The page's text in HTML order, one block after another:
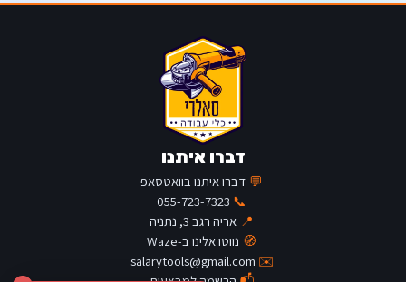
דברו איתנו
💬 דברו איתנו בוואטסאפ
📞
055-723-7323
📍 אריה רגב 3, נתניה
🧭 נווטו אלינו ב-Waze
✉️
salarytools@gmail.com